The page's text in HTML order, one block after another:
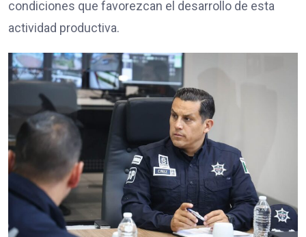
condiciones que favorezcan el desarrollo de esta
actividad productiva.